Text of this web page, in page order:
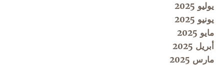
يوليو 2025
يونيو 2025
مايو 2025
أبريل 2025
مارس 2025